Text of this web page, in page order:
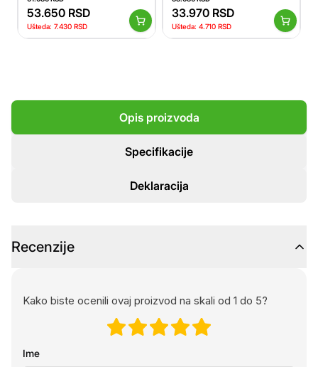
53.650 RSD
Ušteda: 7.430 RSD
33.970 RSD
Ušteda: 4.710 RSD
Opis proizvoda
Specifikacije
Deklaracija
Recenzije
Kako biste ocenili ovaj proizvod na skali od 1 do 5?
Ime